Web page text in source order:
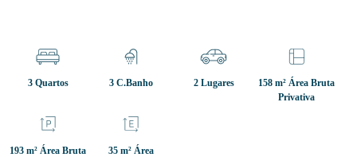
SOBRE NÓS
3 Quartos 3 C.Banho 2 Lugares
158 m² Área Bruta
Privativa
193 m² Área Bruta
35 m² Área